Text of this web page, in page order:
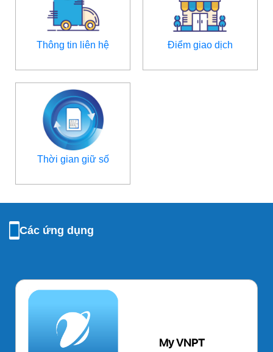
Thông tin liên hệ Điểm giao dịch
Thời gian giữ số
Các ứng dụng
My VNPT